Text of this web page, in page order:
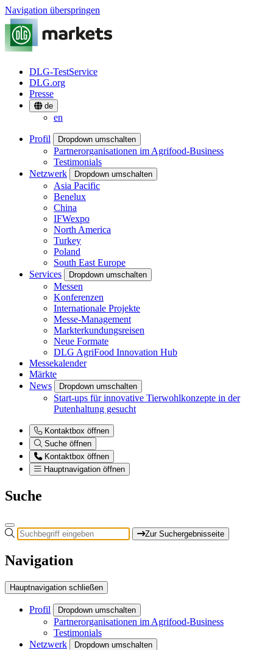
Navigation überspringen
DLG-TestService
DLG.org
Presse
de
en
Profil Dropdown umschalten
Partnerorganisationen im Agrifood-Business
Testimonials
Netzwerk
Dropdown umschalten
Asia Pacific
Benelux
China
IFWexpo
North America
Turkey
Poland
South East Europe
Services
Dropdown umschalten
Messen
Konferenzen
Internationale Projekte
Messe-Management
Markterkundungsreisen
Neue Formate
DLG AgriFood Innovation Hub
Messekalender
Märkte
News
Dropdown umschalten
Start-ups für innovative Tierwohlkonzepte in der
Putenhaltung gesucht
Kontaktbox öffnen
Suche öffnen
Kontaktbox öffnen
Hauptnavigation öffnen
Suche
Zur Suchergebnisseite
Navigation
Hauptnavigation schließen
Profil Dropdown umschalten
Partnerorganisationen im Agrifood-Business
Testimonials
Netzwerk
Dropdown umschalten